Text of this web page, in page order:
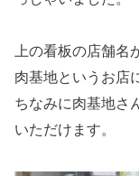
上の看板の店舗
肉基地というお店
ちなみに肉基地さ
いただけます。